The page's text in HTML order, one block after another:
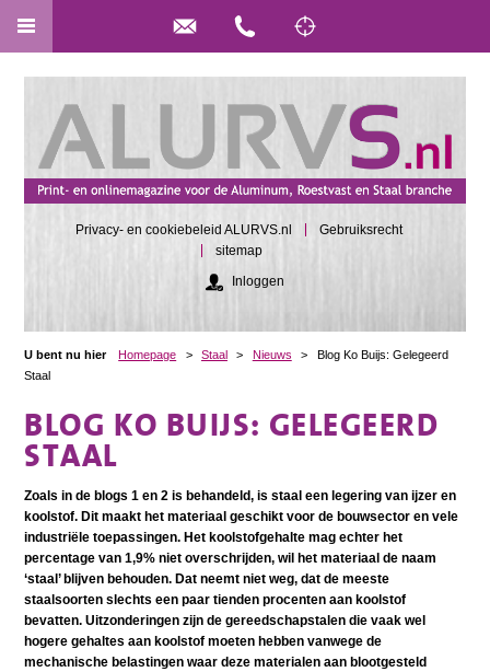
Privacy- en cookiebeleid ALURVS.nl
Gebruiksrecht
sitemap
Inloggen
U bent nu hier Homepage > Staal > Nieuws >
Blog Ko Buijs: Gelegeerd
Staal
BLOG KO BUIJS: GELEGEERD
STAAL
Zoals in de blogs 1 en 2 is behandeld, is staal een legering van ijzer en
koolstof. Dit maakt het materiaal geschikt voor de bouwsector en vele
industriële toepassingen. Het koolstofgehalte mag echter het
percentage van 1,9% niet overschrijden, wil het materiaal de naam
‘staal’ blijven behouden. Dat neemt niet weg, dat de meeste
staalsoorten slechts een paar tienden procenten aan koolstof
bevatten. Uitzonderingen zijn de gereedschapstalen die vaak wel
hogere gehaltes aan koolstof moeten hebben vanwege de
mechanische belastingen waar deze materialen aan blootgesteld